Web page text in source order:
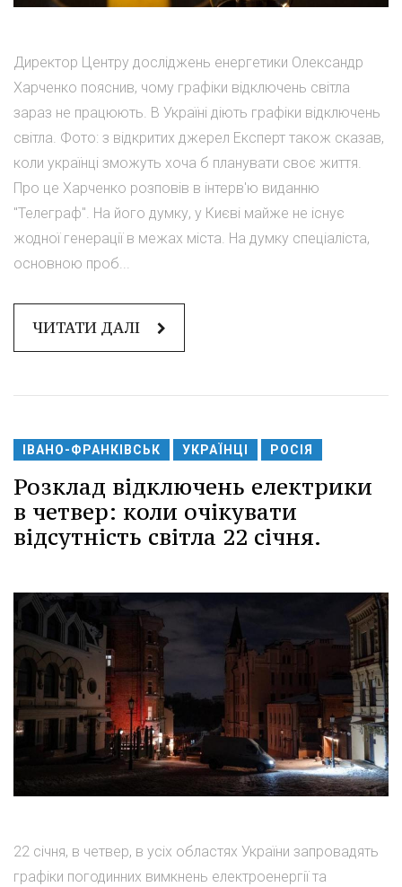
Директор Центру досліджень енергетики Олександр
Харченко пояснив, чому графіки відключень світла
зараз не працюють. В Україні діють графіки відключень
світла. Фото: з відкритих джерел Експерт також сказав,
коли українці зможуть хоча б планувати своє життя.
Про це Харченко розповів в інтерв'ю виданню
"Телеграф". На його думку, у Києві майже не існує
жодної генерації в межах міста. На думку спеціаліста,
основною проб...
ЧИТАТИ ДАЛІ
ІВАНО-ФРАНКІВСЬК УКРАЇНЦІ РОСІЯ
Розклад відключень електрики
в четвер: коли очікувати
відсутність світла 22 січня.
22 січня, в четвер, в усіх областях України запровадять
графіки погодинних вимкнень електроенергії та